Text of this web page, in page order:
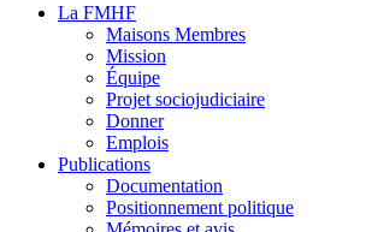
La FMHF
Maisons Membres
Mission
Équipe
Projet sociojudiciaire
Donner
Emplois
Publications
Documentation
Positionnement politique